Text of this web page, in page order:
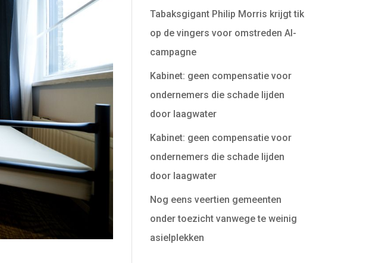
Tabaksgigant Philip Morris krijgt tik
op de vingers voor omstreden AI-
campagne
Kabinet: geen compensatie voor
ondernemers die schade lijden
door laagwater
Kabinet: geen compensatie voor
ondernemers die schade lijden
door laagwater
Nog eens veertien gemeenten
onder toezicht vanwege te weinig
asielplekken